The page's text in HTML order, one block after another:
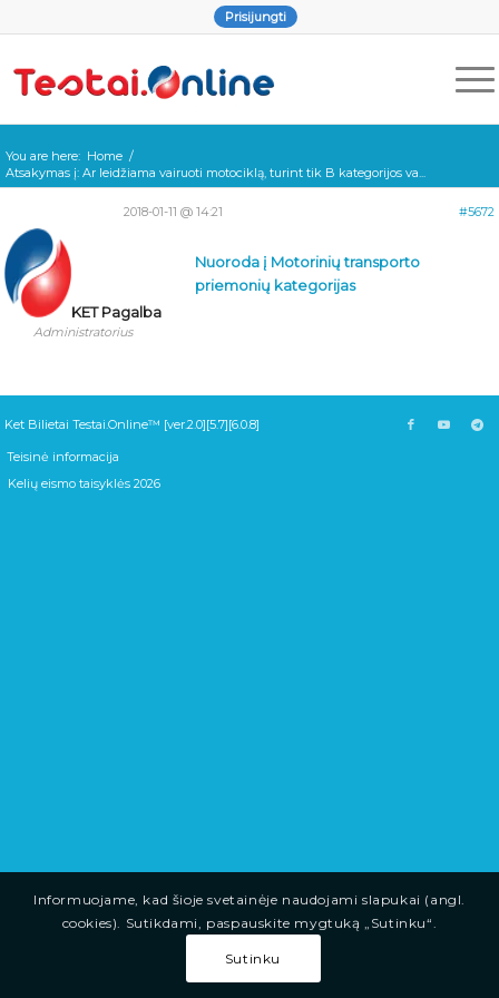
Prisijungti
You are here: Home /
Atsakymas į: Ar leidžiama vairuoti motociklą, turint tik B kategorijos va...
2018-01-11 @ 14:21 #5672
KET Pagalba
Administratorius
Nuoroda į Motorinių transporto
priemonių kategorijas
Ket Bilietai Testai.Online™ [ver.2.0][5.7][6.0.8]
Teisinė informacija
Kelių eismo taisyklės 2026
Informuojame, kad šioje svetainėje naudojami slapukai (angl.
cookies). Sutikdami, paspauskite mygtuką „Sutinku“.
Sutinku